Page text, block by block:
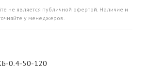
не является публичной офертой. Наличие и
у менеджеров.
0,4-50-120